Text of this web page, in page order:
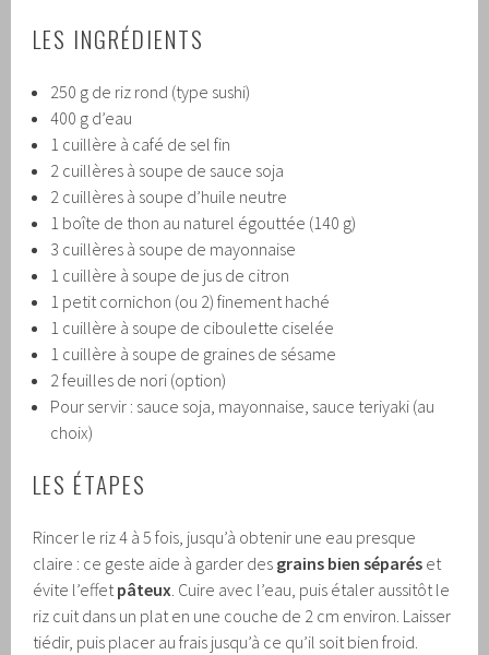
LES INGRÉDIENTS
250 g de riz rond (type sushi)
400 g d’eau
1 cuillère à café de sel fin
2 cuillères à soupe de sauce soja
2 cuillères à soupe d’huile neutre
1 boîte de thon au naturel égouttée (140 g)
3 cuillères à soupe de mayonnaise
1 cuillère à soupe de jus de citron
1 petit cornichon (ou 2) finement haché
1 cuillère à soupe de ciboulette ciselée
1 cuillère à soupe de graines de sésame
2 feuilles de nori (option)
Pour servir : sauce soja, mayonnaise, sauce teriyaki (au
choix)
LES ÉTAPES
Rincer le riz 4 à 5 fois, jusqu’à obtenir une eau presque
claire : ce geste aide à garder des grains bien séparés et
évite l’effetpâteux. Cuire avec l’eau, puis étaler aussitôt le
riz cuit dans un plat en une couche de 2 cm environ. Laisser
tiédir, puis placer au frais jusqu’à ce qu’il soit bien froid.